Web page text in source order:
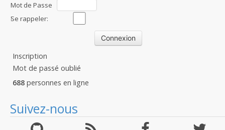
Mot de Passe
:Se rappeler:
Inscription
Mot de passé oublié
688 personnes en ligne
Suivez-nous